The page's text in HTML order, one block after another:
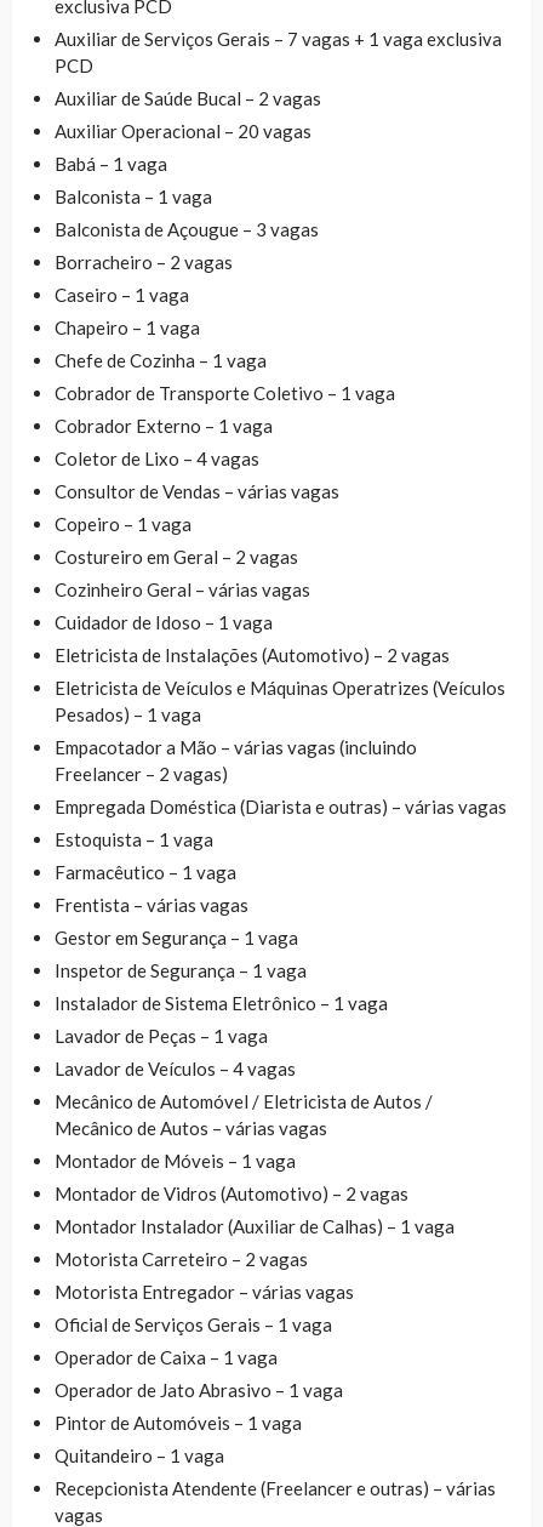
exclusiva PCD
Auxiliar de Serviços Gerais – 7 vagas + 1 vaga exclusiva
PCD
Auxiliar de Saúde Bucal – 2 vagas
Auxiliar Operacional – 20 vagas
Babá – 1 vaga
Balconista – 1 vaga
Balconista de Açougue – 3 vagas
Borracheiro – 2 vagas
Caseiro – 1 vaga
Chapeiro – 1 vaga
Chefe de Cozinha – 1 vaga
Cobrador de Transporte Coletivo – 1 vaga
Cobrador Externo – 1 vaga
Coletor de Lixo – 4 vagas
Consultor de Vendas – várias vagas
Copeiro – 1 vaga
Costureiro em Geral – 2 vagas
Cozinheiro Geral – várias vagas
Cuidador de Idoso – 1 vaga
Eletricista de Instalações (Automotivo) – 2 vagas
Eletricista de Veículos e Máquinas Operatrizes (Veículos
Pesados) – 1 vaga
Empacotador a Mão – várias vagas (incluindo
Freelancer – 2 vagas)
Empregada Doméstica (Diarista e outras) – várias vagas
Estoquista – 1 vaga
Farmacêutico – 1 vaga
Frentista – várias vagas
Gestor em Segurança – 1 vaga
Inspetor de Segurança – 1 vaga
Instalador de Sistema Eletrônico – 1 vaga
Lavador de Peças – 1 vaga
Lavador de Veículos – 4 vagas
Mecânico de Automóvel / Eletricista de Autos /
Mecânico de Autos – várias vagas
Montador de Móveis – 1 vaga
Montador de Vidros (Automotivo) – 2 vagas
Montador Instalador (Auxiliar de Calhas) – 1 vaga
Motorista Carreteiro – 2 vagas
Motorista Entregador – várias vagas
Oficial de Serviços Gerais – 1 vaga
Operador de Caixa – 1 vaga
Operador de Jato Abrasivo – 1 vaga
Pintor de Automóveis – 1 vaga
Quitandeiro – 1 vaga
Recepcionista Atendente (Freelancer e outras) – várias
vagas